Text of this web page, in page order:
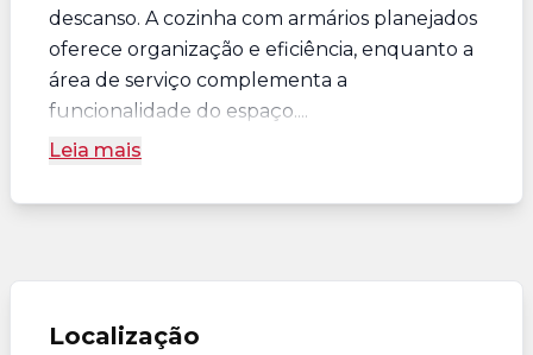
descanso. A cozinha com armários planejados
oferece organização e eficiência, enquanto a
área de serviço complementa a
funcionalidade do espaço....
Leia mais
Localização